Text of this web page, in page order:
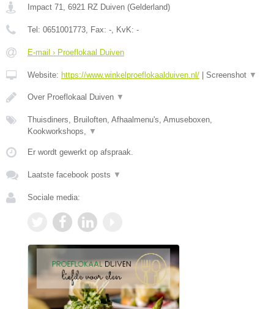
Impact 71, 6921 RZ Duiven (Gelderland)
Tel: 0651001773, Fax: -, KvK: -
E-mail › Proeflokaal Duiven
Website: https://www.winkelproeflokaalduiven.nl/ Screenshot ▼
Over Proeflokaal Duiven ▼
Thuisdiners, Bruiloften, Afhaalmenu's, Amuseboxen,
Kookworkshops, ▼
Er wordt gewerkt op afspraak.
Laatste facebook posts ▼
Sociale media: